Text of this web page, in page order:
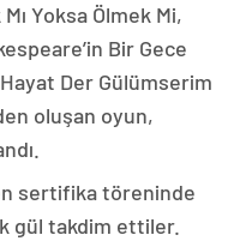
Yoksa Ölmek Mi,
Bir Gece
Hayat Der Gülümserim
oluşan oyun,
sertifika töreninde
gül takdim ettiler.